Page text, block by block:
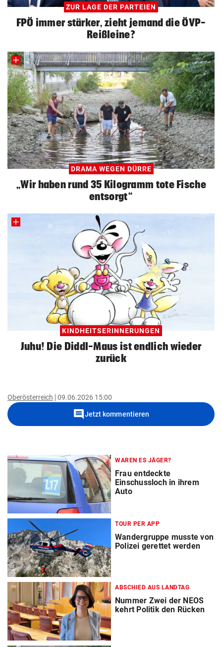
ZUR LAGE DER PARTEIEN
FPÖ immer stärker, zieht jemand die ÖVP-
Reißleine?
DRAMA WEGEN DÜRRE
„Wir haben rund 35 Kilogramm tote Fische
entsorgt“
KINDHEITSERINNERUNGEN
Juhu! Die Diddl-Maus ist endlich wieder
zurück
Oberösterreich 09.06.2026 15:00
commentJetzt kommentieren
WAREN ES JÄGER?
Frau entdeckte
Einschussloch in ihrem
Auto
TOUR PER APP
Wandergruppe musste von
Polizei gerettet werden
ABSCHIED AUS LANDTAG
Nummer Zwei der NEOS
kehrt Politik den Rücken